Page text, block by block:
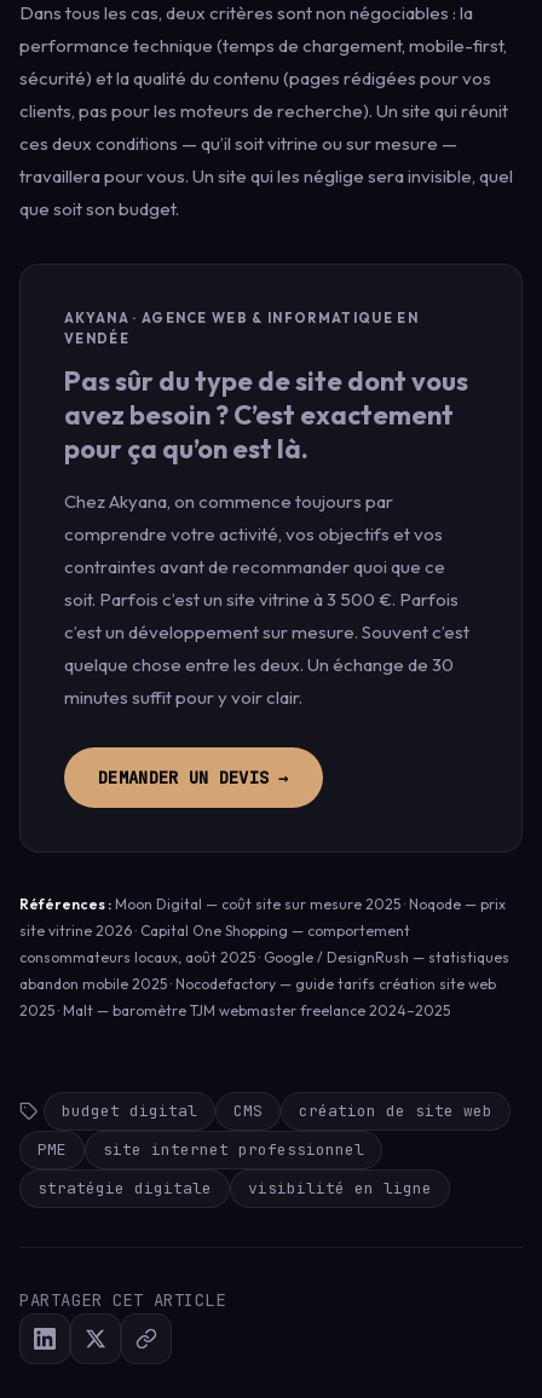
Dans tous les cas, deux critères sont non négociables : la
performance technique (temps de chargement, mobile-first,
sécurité) et la qualité du contenu (pages rédigées pour vos
clients, pas pour les moteurs de recherche). Un site qui réunit
ces deux conditions — qu’il soit vitrine ou sur mesure —
travaillera pour vous. Un site qui les néglige sera invisible, quel
que soit son budget.
AKYANA · AGENCE WEB & INFORMATIQUE EN
VENDÉE
Pas sûr du type de site dont vous
avez besoin ? C’est exactement
pour ça qu’on est là.
Chez Akyana, on commence toujours par
comprendre votre activité, vos objectifs et vos
contraintes avant de recommander quoi que ce
soit. Parfois c’est un site vitrine à 3 500 €. Parfois
c’est un développement sur mesure. Souvent c’est
quelque chose entre les deux. Un échange de 30
minutes suffit pour y voir clair.
DEMANDER UN DEVIS →
Références : Moon Digital — coût site sur mesure 2025 · Noqode — prix
site vitrine 2026 · Capital One Shopping — comportement
consommateurs locaux, août 2025 · Google / DesignRush — statistiques
abandon mobile 2025 · Nocodefactory — guide tarifs création site web
2025 · Malt — baromètre TJM webmaster freelance 2024–2025
budget digital CMS
création de site web
PME
site internet professionnel
stratégie digitale
visibilité en ligne
PARTAGER CET ARTICLE